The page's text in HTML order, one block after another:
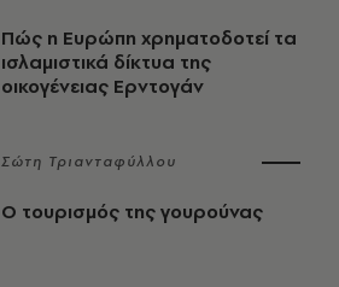
Πώς η Ευρώπη χρηματοδοτεί τα
ισλαμιστικά δίκτυα της
οικογένειας Ερντογάν
Σώτη Τριανταφύλλου
Ο τουρισμός της γουρούνας